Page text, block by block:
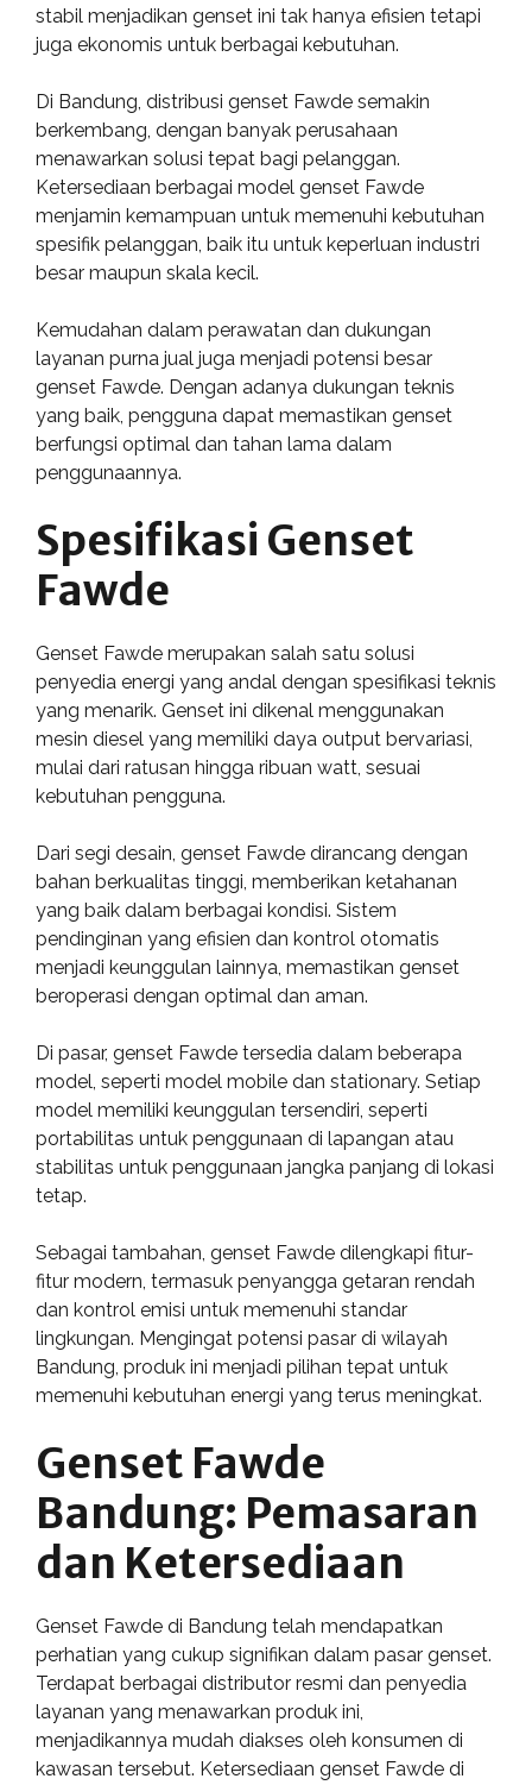
stabil menjadikan genset ini tak hanya efisien tetapi
juga ekonomis untuk berbagai kebutuhan.
Di Bandung, distribusi genset Fawde semakin
berkembang, dengan banyak perusahaan
menawarkan solusi tepat bagi pelanggan.
Ketersediaan berbagai model genset Fawde
menjamin kemampuan untuk memenuhi kebutuhan
spesifik pelanggan, baik itu untuk keperluan industri
besar maupun skala kecil.
Kemudahan dalam perawatan dan dukungan
layanan purna jual juga menjadi potensi besar
genset Fawde. Dengan adanya dukungan teknis
yang baik, pengguna dapat memastikan genset
berfungsi optimal dan tahan lama dalam
penggunaannya.
Spesifikasi Genset
Fawde
Genset Fawde merupakan salah satu solusi
penyedia energi yang andal dengan spesifikasi teknis
yang menarik. Genset ini dikenal menggunakan
mesin diesel yang memiliki daya output bervariasi,
mulai dari ratusan hingga ribuan watt, sesuai
kebutuhan pengguna.
Dari segi desain, genset Fawde dirancang dengan
bahan berkualitas tinggi, memberikan ketahanan
yang baik dalam berbagai kondisi. Sistem
pendinginan yang efisien dan kontrol otomatis
menjadi keunggulan lainnya, memastikan genset
beroperasi dengan optimal dan aman.
Di pasar, genset Fawde tersedia dalam beberapa
model, seperti model mobile dan stationary. Setiap
model memiliki keunggulan tersendiri, seperti
portabilitas untuk penggunaan di lapangan atau
stabilitas untuk penggunaan jangka panjang di lokasi
tetap.
Sebagai tambahan, genset Fawde dilengkapi fitur-
fitur modern, termasuk penyangga getaran rendah
dan kontrol emisi untuk memenuhi standar
lingkungan. Mengingat potensi pasar di wilayah
Bandung, produk ini menjadi pilihan tepat untuk
memenuhi kebutuhan energi yang terus meningkat.
Genset Fawde
Bandung: Pemasaran
dan Ketersediaan
Genset Fawde di Bandung telah mendapatkan
perhatian yang cukup signifikan dalam pasar genset.
Terdapat berbagai distributor resmi dan penyedia
layanan yang menawarkan produk ini,
menjadikannya mudah diakses oleh konsumen di
kawasan tersebut. Ketersediaan genset Fawde di